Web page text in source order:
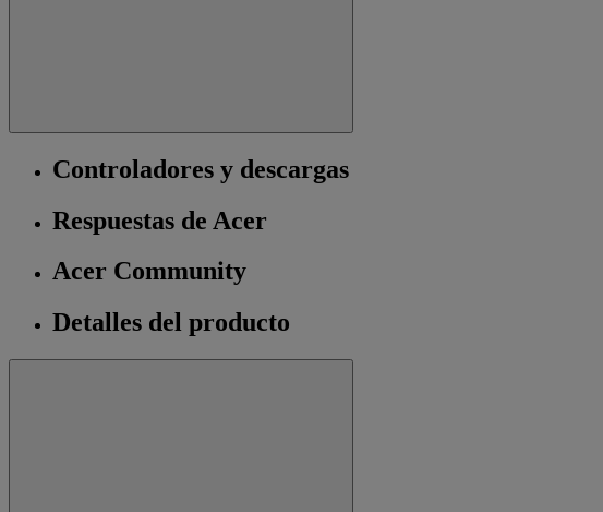
Controladores y descargas
Respuestas de Acer
Acer Community
Detalles del producto